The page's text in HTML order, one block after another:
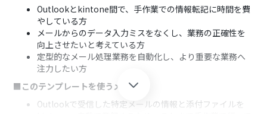
Outlookとkintone間で、手作業での情報転記に時間を費
やしている方
メールからのデータ入力ミスをなくし、業務の正確性を
向上させたいと考えている方
定型的なメール処理業務を自動化し、より重要な業務へ
注力したい方
■このテンプレートを使うメリット
Outlookで受信した特定メールの情報と添付ファイルを